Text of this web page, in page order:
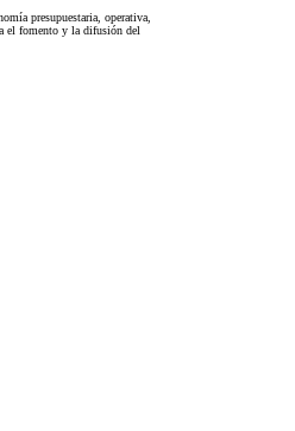
presupuestaria, operativa,
el fomento y la difusión del